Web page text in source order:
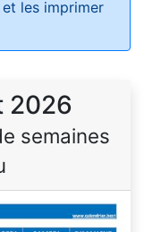
les imprimer
2026
semaines